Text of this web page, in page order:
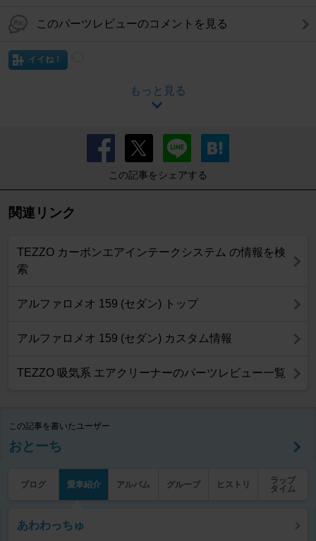
このパーツレビューのコメントを見る
イイね！
もっと見る
この記事をシェアする
関連リンク
TEZZO カーボンエアインテークシステム の情報を検
索
アルファロメオ 159 (セダン) トップ
アルファロメオ 159 (セダン) カスタム情報
TEZZO 吸気系 エアクリーナーのパーツレビュー一覧
この記事を書いたユーザー
おとーち
ブログ 愛車紹介 アルバム グループ ヒストリ
ラップ
タイム
あわわっちゅ